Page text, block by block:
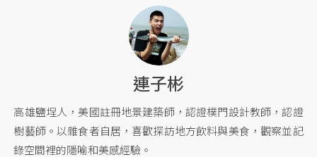
連子彬
高雄鹽埕人，美國註冊地景建築師，認證樸門設計教師，認證
樹藝師。以雜食者自居，喜歡探訪地方飲料與美食，觀察並記
錄空間裡的隱喻和美感經驗。